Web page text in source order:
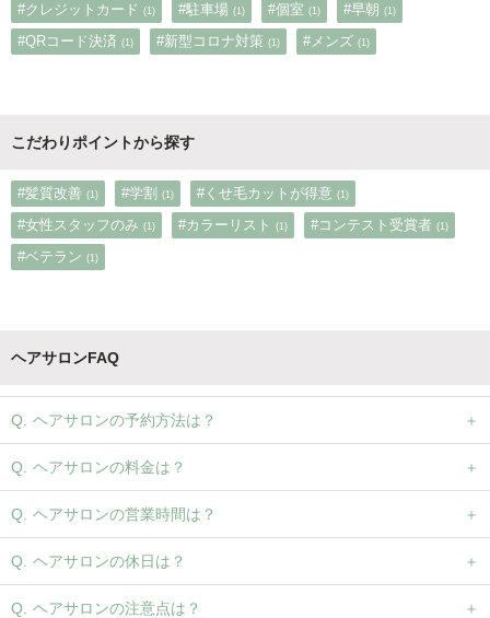
#クレジットカード (1) #駐車場 (1) #個室 (1) #早朝 (1)
#QRコード決済 (1) #新型コロナ対策 (1) #メンズ (1)
こだわりポイントから探す
#髪質改善 (1) #学割 (1) #くせ毛カットが得意 (1)
#女性スタッフのみ (1) #カラーリスト (1) #コンテスト受賞者 (1)
#ベテラン (1)
ヘアサロンFAQ
ヘアサロンの予約方法は？
ヘアサロンの料金は？
ヘアサロンの営業時間は？
ヘアサロンの休日は？
ヘアサロンの注意点は？